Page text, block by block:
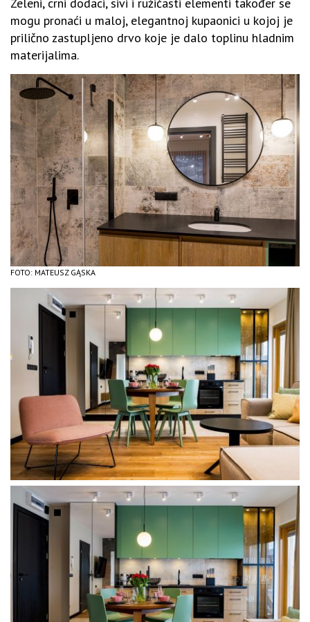
mogu pronaći u maloj, elegantnoj kupaonici u kojoj je
prilično zastupljeno drvo koje je dalo toplinu hladnim
materijalima.
FOTO: MATEUSZ GĄSKA